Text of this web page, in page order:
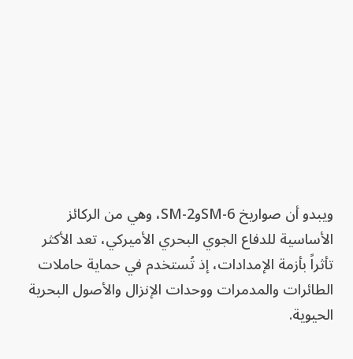
ويبدو أن صواريخ SM-6وSM-2، وهي من الركائز
الأساسية للدفاع الجوي البحري الأميركي، تعد الأكثر
تأثراً بأزمة الإمدادات، إذ تُستخدم في حماية حاملات
الطائرات والمدمرات ووحدات الإنزال والأصول البحرية
الحيوية.